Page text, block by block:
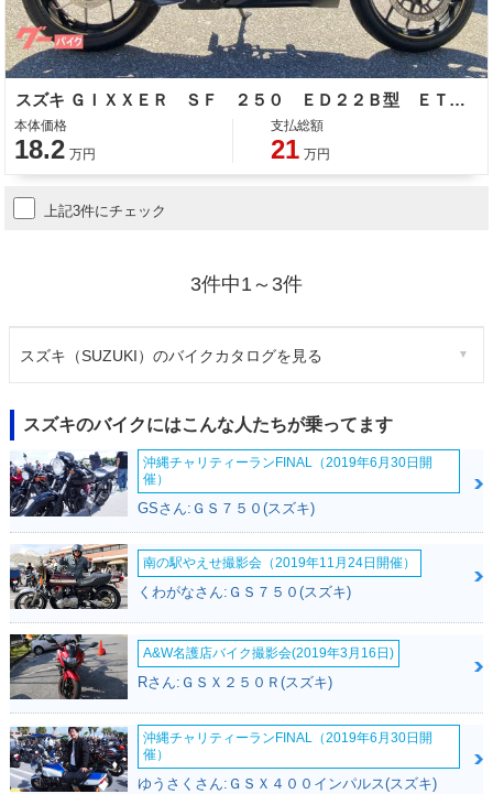
スズキ ＧＩＸＸＥＲ ＳＦ ２５０ ＥＤ２２Ｂ型 ＥＴＣ 整備 保証 自賠責保険
本体価格
18.2 万円
支払総額
21 万円
上記3件にチェック
3件中1～3件
スズキ（SUZUKI）のバイクカタログを見る
スズキのバイクにはこんな人たちが乗ってます
沖縄チャリティーランFINAL（2019年6月30日開
催）
GSさん:ＧＳ７５０(スズキ)
南の駅やえせ撮影会（2019年11月24日開催）
くわがなさん:ＧＳ７５０(スズキ)
A&W名護店バイク撮影会(2019年3月16日)
Rさん:ＧＳＸ２５０Ｒ(スズキ)
沖縄チャリティーランFINAL（2019年6月30日開
催）
ゆうさくさん:ＧＳＸ４００インパルス(スズキ)